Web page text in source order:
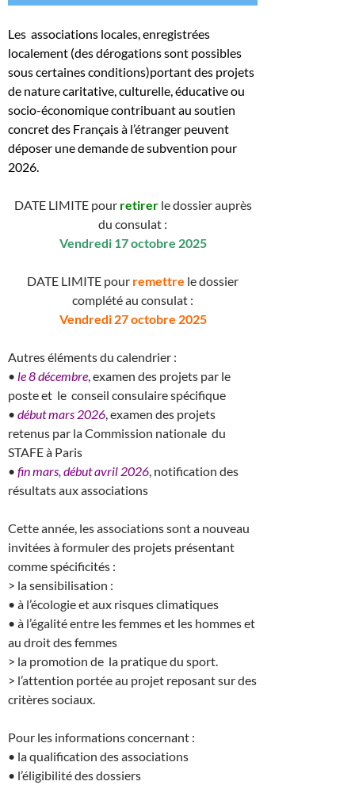
Les associations locales, enregistrées
localement (des dérogations sont possibles
sous certaines conditions)portant des projets
de nature caritative, culturelle, éducative ou
socio-économique contribuant au soutien
concret des Français à l’étranger peuvent
déposer une demande de subvention pour
2026.
DATE LIMITE pour retirerle dossier auprès
du consulat :
Vendredi 17 octobre 2025
DATE LIMITE pour remettre le dossier
complété au consulat :
Vendredi 27 octobre 2025
Autres éléments du calendrier :
• le 8 décembre, examen des projets par le
poste et le conseil consulaire spécifique
• début mars 2026, examen des projets
retenus par la Commission nationale du
STAFE à Paris
• fin mars, début avril 2026, notification des
résultats aux associations
Cette année, les associations sont a nouveau
invitées à formuler des projets présentant
comme spécificités :
> la sensibilisation :
• à l’écologie et aux risques climatiques
• à l’égalité entre les femmes et les hommes et
au droit des femmes
> la promotion de la pratique du sport.
> l’attention portée au projet reposant sur des
critères sociaux.
Pour les informations concernant :
• la qualification des associations
• l’éligibilité des dossiers